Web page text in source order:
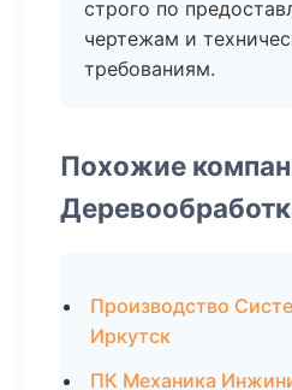
строго по
чертежам и
требованиям.
Похожие
Производство
Иркутск
ПК Механика